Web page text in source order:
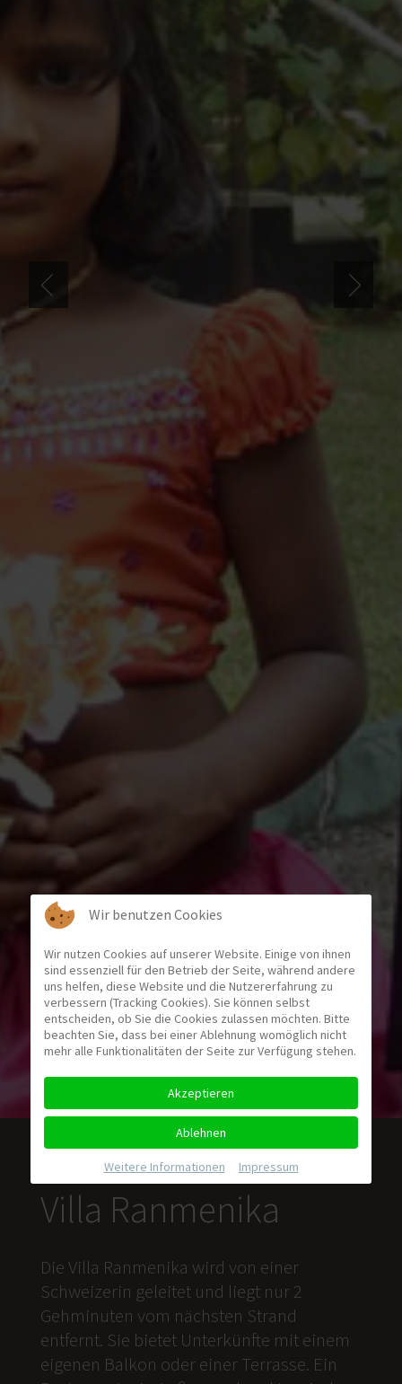
Villa Ranmenika
Die Villa Ranmenika wird von einer
Schweizerin geleitet und liegt nur 2
Gehminuten vom nächsten Strand
entfernt. Sie bietet Unterkünfte mit einem
eigenen Balkon oder einer Terrasse. Ein
Wir benutzen Cookies
Wir nutzen Cookies auf unserer Website. Einige von ihnen
sind essenziell für den Betrieb der Seite, während andere
uns helfen, diese Website und die Nutzererfahrung zu
verbessern (Tracking Cookies). Sie können selbst
entscheiden, ob Sie die Cookies zulassen möchten. Bitte
beachten Sie, dass bei einer Ablehnung womöglich nicht
mehr alle Funktionalitäten der Seite zur Verfügung stehen.
Akzeptieren
Ablehnen
Weitere Informationen Impressum